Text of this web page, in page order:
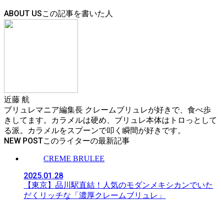
ABOUT US
近藤 航
ブリュレマニア編集長 クレームブリュレが好きで、食べ歩
きしてます。カラメルは硬め、ブリュレ本体はトロっとして
る派。カラメルをスプーンで叩く瞬間が好きです。
NEW POST
CREME BRULEE
2025.01.28
【東京】品川駅直結！人気のモダンメキシカンでいた
だくリッチな「濃厚クレームブリュレ」